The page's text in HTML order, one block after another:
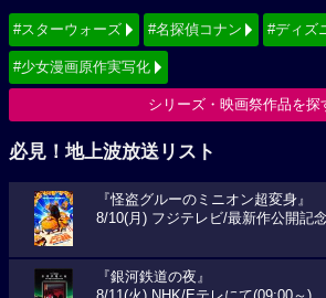
#スターウォーズ #名探偵コナン #ディズ
#少女漫画原作実写化
シリーズ・映画祭作品を探
必見！地上波放送リスト
『怪盗グルーのミニオン超変身』
8/10(月) フジテレビ/最新作公開記
『銀河鉄道の夜』